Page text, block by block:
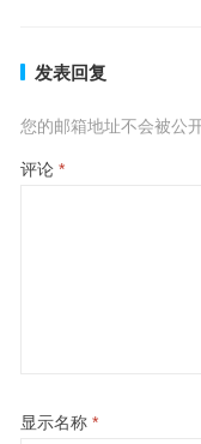
发表回复
您的邮箱地址不会被公开
评论 *
显示名称 *